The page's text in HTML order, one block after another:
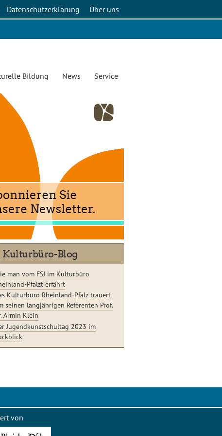
Über uns
Datenschutzerklärung
Bildung News Service
Kulturbüro-Blog
man vom FSJ im Kulturbüro
Pfalzt erfährt
Kulturbüro Rheinland-Pfalz trauert
seinen langjährigen Referenten Prof.
Armin Klein
Jugendkunstschultag 2023 im
von